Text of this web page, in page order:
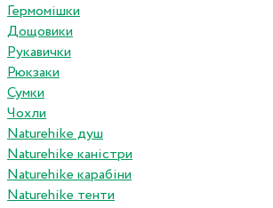
Гермомішки
Дощовики
Рукавички
Рюкзаки
Сумки
Чохли
Naturehike душ
Naturehike каністри
Naturehike карабіни
Naturehike тенти